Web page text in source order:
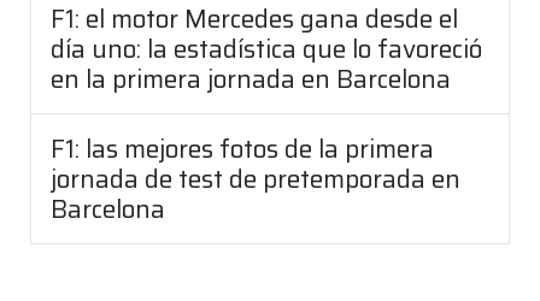
F1: el motor Mercedes gana desde el
día uno: la estadística que lo favoreció
en la primera jornada en Barcelona
F1: las mejores fotos de la primera
jornada de test de pretemporada en
Barcelona